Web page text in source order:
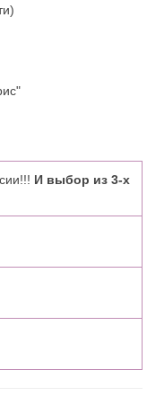
)
И выбор из 3-х